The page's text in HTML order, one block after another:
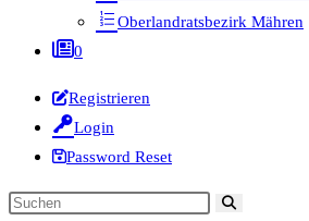
Oberlandratsbezirk Mähren
0
Registrieren
Login
Password Reset
Diese